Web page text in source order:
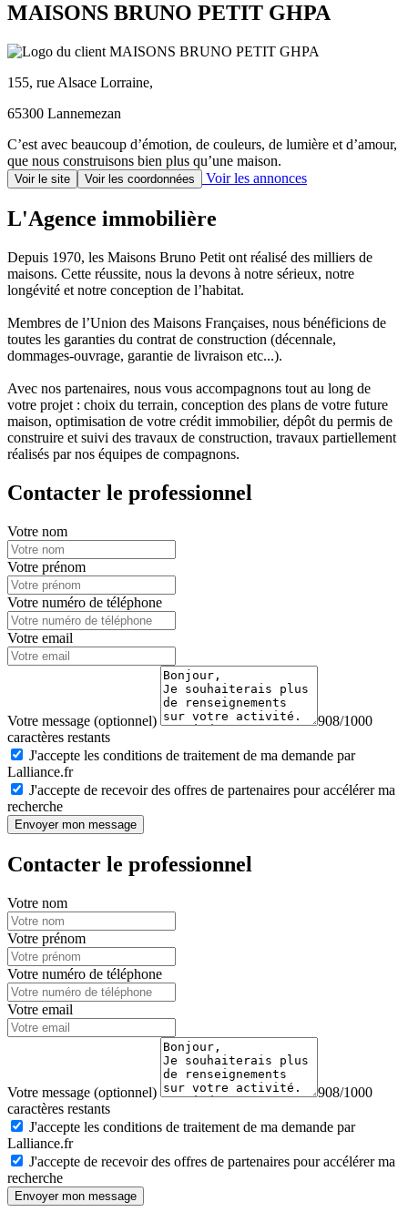
MAISONS BRUNO PETIT GHPA
155, rue Alsace Lorraine,
65300 Lannemezan
C’est avec beaucoup d’émotion, de couleurs, de lumière et d’amour,
que nous construisons bien plus qu’une maison.
Voir le site Voir les coordonnées Voir les annonces
L'Agence immobilière
Depuis 1970, les Maisons Bruno Petit ont réalisé des milliers de
maisons. Cette réussite, nous la devons à notre sérieux, notre
longévité et notre conception de l’habitat.
Membres de l’Union des Maisons Françaises, nous bénéficions de
toutes les garanties du contrat de construction (décennale,
dommages-ouvrage, garantie de livraison etc...).
Avec nos partenaires, nous vous accompagnons tout au long de
votre projet : choix du terrain, conception des plans de votre future
maison, optimisation de votre crédit immobilier, dépôt du permis de
construire et suivi des travaux de construction, travaux partiellement
réalisés par nos équipes de compagnons.
Contacter le professionnel
Votre nom
Votre prénom
Votre numéro de téléphone
Votre email
Votre message (optionnel)
908/1000
caractères restants
J'accepte les conditions de traitement de ma demande par
Lalliance.fr
J'accepte de recevoir des offres de partenaires pour accélérer ma
recherche
Envoyer mon message
Contacter le professionnel
Votre nom
Votre prénom
Votre numéro de téléphone
Votre email
Votre message (optionnel)
908/1000
caractères restants
J'accepte les conditions de traitement de ma demande par
Lalliance.fr
J'accepte de recevoir des offres de partenaires pour accélérer ma
recherche
Envoyer mon message